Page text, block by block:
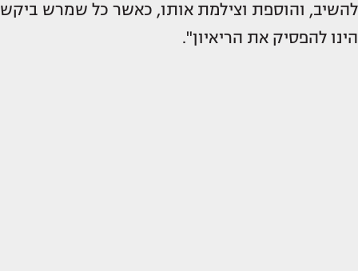
להשיב, והוספת וצילמת אותו, כאשר כל שמרש ביקש
הינו להפסיק את הריאיון".